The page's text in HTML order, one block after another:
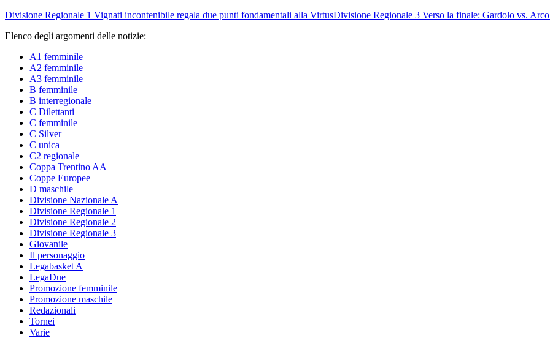
Divisione Regionale 1 Vignati incontenibile regala due punti fondamentali alla VirtusDivisione Regionale 3 Verso la finale: Gardolo vs.
Elenco degli argomenti delle notizie:
A1 femminile
A2 femminile
A3 femminile
B femminile
B interregionale
C Dilettanti
C femminile
C Silver
C unica
C2 regionale
Coppa Trentino AA
Coppe Europee
D maschile
Divisione Nazionale A
Divisione Regionale 1
Divisione Regionale 2
Divisione Regionale 3
Giovanile
Il personaggio
Legabasket A
LegaDue
Promozione femminile
Promozione maschile
Redazionali
Tornei
Varie